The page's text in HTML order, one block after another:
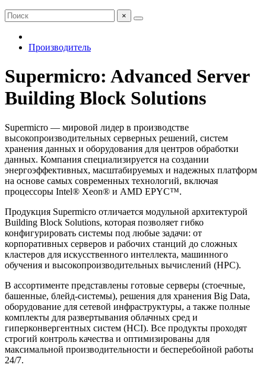
×
Производитель
Supermicro: Advanced Server
Building Block Solutions
Supermicro — мировой лидер в производстве
высокопроизводительных серверных решений, систем
хранения данных и оборудования для центров обработки
данных. Компания специализируется на создании
энергоэффективных, масштабируемых и надежных платформ
на основе самых современных технологий, включая
процессоры Intel® Xeon® и AMD EPYC™.
Продукция Supermicro отличается модульной архитектурой
Building Block Solutions, которая позволяет гибко
конфигурировать системы под любые задачи: от
корпоративных серверов и рабочих станций до сложных
кластеров для искусственного интеллекта, машинного
обучения и высокопроизводительных вычислений (HPC).
В ассортименте представлены готовые серверы (стоечные,
башенные, блейд-системы), решения для хранения Big Data,
оборудование для сетевой инфраструктуры, а также полные
комплекты для развертывания облачных сред и
гиперконвергентных систем (HCI). Все продукты проходят
строгий контроль качества и оптимизированы для
максимальной производительности и бесперебойной работы
24/7.